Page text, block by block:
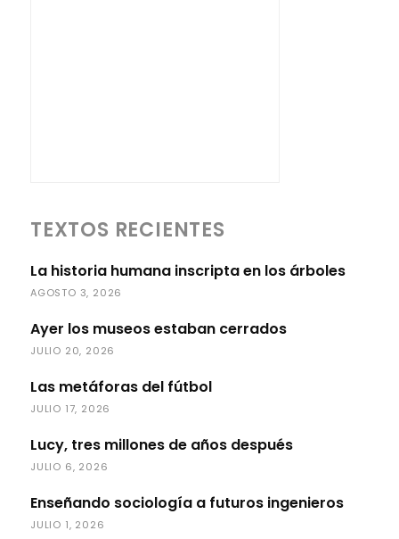
TEXTOS RECIENTES
La historia humana inscripta en los árboles
AGOSTO 3, 2026
Ayer los museos estaban cerrados
JULIO 20, 2026
Las metáforas del fútbol
JULIO 17, 2026
Lucy, tres millones de años después
JULIO 6, 2026
Enseñando sociología a futuros ingenieros
JULIO 1, 2026